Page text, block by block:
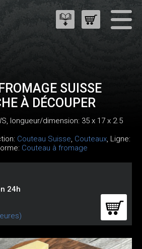
SUISSE
À DÉCOUPER
, longueur/dimension: 35 x 17 x 2.5
Couteau Suisse, Couteaux, Ligne:
Couteau à fromage
24h